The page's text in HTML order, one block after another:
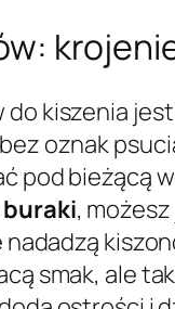
kiszenia
oznak
pod bieżącą
,
smak, ale